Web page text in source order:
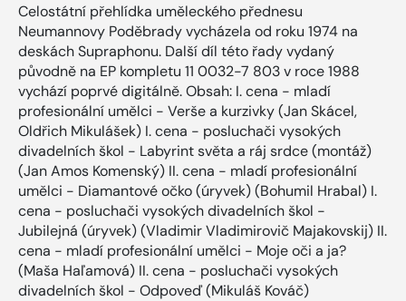
Celostátní přehlídka uměleckého přednesu
Neumannovy Poděbrady vycházela od roku 1974 na
deskách Supraphonu. Další díl této řady vydaný
původně na EP kompletu 11 0032-7 803 v roce 1988
vychází poprvé digitálně. Obsah: I. cena - mladí
profesionální umělci - Verše a kurzivky (Jan Skácel,
Oldřich Mikulášek) I. cena - posluchači vysokých
divadelních škol - Labyrint světa a ráj srdce (montáž)
(Jan Amos Komenský) II. cena - mladí profesionální
umělci - Diamantové očko (úryvek) (Bohumil Hrabal) I.
cena - posluchači vysokých divadelních škol -
Jubilejná (úryvek) (Vladimir Vladimirovič Majakovskij) II.
cena - mladí profesionální umělci - Moje oči a ja?
(Maša Haľamová) II. cena - posluchači vysokých
divadelních škol - Odpoveď (Mikuláš Kováč)